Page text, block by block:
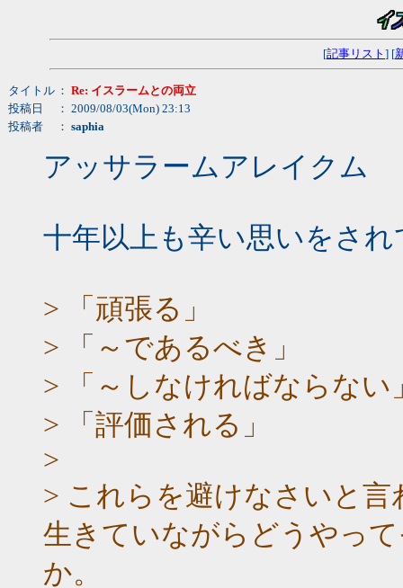
[記事リスト ] [
タイトル ： Re: イスラームとの両立
投稿日
： 2009/08/03(Mon) 23:13
投稿者
： saphia
アッサラームアレイクム
十年以上も辛い思いをさ
> 「頑張る」
> 「～であるべき」
> 「～しなければならない
> 「評価される」
>
> これらを避けなさいと
生きていながらどうやっ
か。